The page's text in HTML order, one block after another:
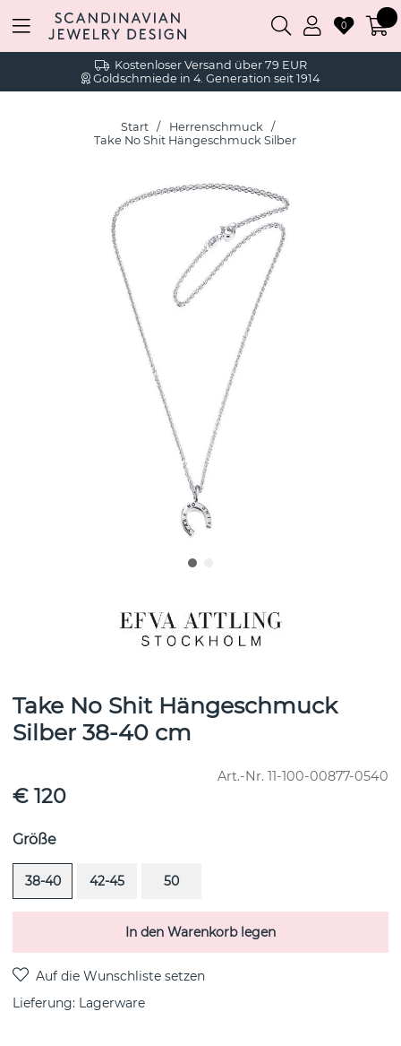
Kostenloser Versand über 79 EUR
Goldschmiede in 4. Generation seit 1914
0
Start
Herrenschmuck
Take No Shit Hängeschmuck Silber
Take No Shit Hängeschmuck
Silber 38-40 cm
Art.-Nr. 11-100-00877-0540
€ 120
Größe
38-40 42-45 50
In den Warenkorb legen
Lieferung: Lagerware